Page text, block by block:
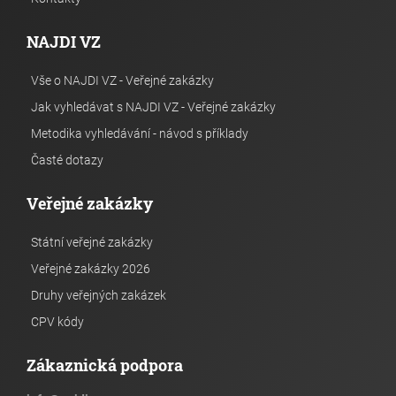
NAJDI VZ
Vše o NAJDI VZ - Veřejné zakázky
Jak vyhledávat s NAJDI VZ - Veřejné zakázky
Metodika vyhledávání - návod s příklady
Časté dotazy
Veřejné zakázky
Státní veřejné zakázky
Veřejné zakázky 2026
Druhy veřejných zakázek
CPV kódy
Zákaznická podpora